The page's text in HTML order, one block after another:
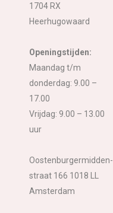
1704 RX
Heerhugowaard
Openingstijden:
Maandag t/m
donderdag: 9.00 –
17.00
Vrijdag: 9.00 – 13.00
uur
Oostenburgermidden-
straat 166 1018 LL
Amsterdam